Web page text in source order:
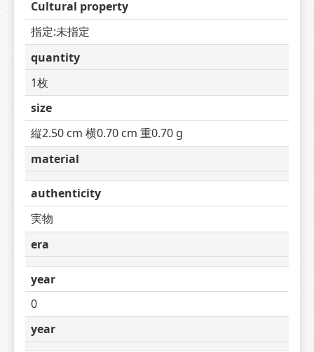
Cultural property
指定:未指定
quantity
1枚
size
縦2.50 cm 横0.70 cm 重0.70 g
material
authenticity
実物
era
year
0
year